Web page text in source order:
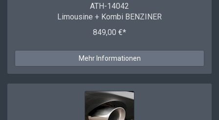
ATH-14042
Limousine + Kombi BENZINER
849,00 €*
Mehr Informationen